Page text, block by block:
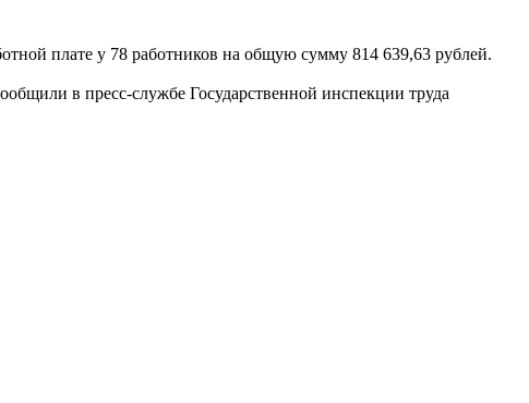
плате у 78 работников на общую сумму 814 639,63 рублей.
в пресс-службе Государственной инспекции труда